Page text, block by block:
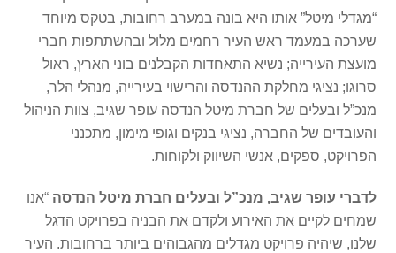
“מגדלי מיטל” אותו היא בונה במערב רחובות, בטקס מיוחד
שערכה במעמד ראש העיר רחמים מלול ובהשתתפות חברי
מועצת העירייה; נשיא התאחדות הקבלנים בוני הארץ, ראול
סרוגו; נציגי מחלקת ההנדסה והרישוי בעירייה, מנהלי הלר,
מנכ”ל ובעלים של חברת מיטל הנדסה עופר שגיב, צוות הניהול
והעובדים של החברה, נציגי בנקים וגופי מימון, מתכנני
הפרויקט, ספקים, אנשי השיווק ולקוחות.
לדברי עופר שגיב, מנכ”ל ובעלים חברת מיטל הנדסה “אנו
שמחים לקיים את האירוע ולקדם את הבניה בפרויקט הדגל
שלנו, שיהיה פרויקט מגדלים מהגבוהים ביותר ברחובות. העיר